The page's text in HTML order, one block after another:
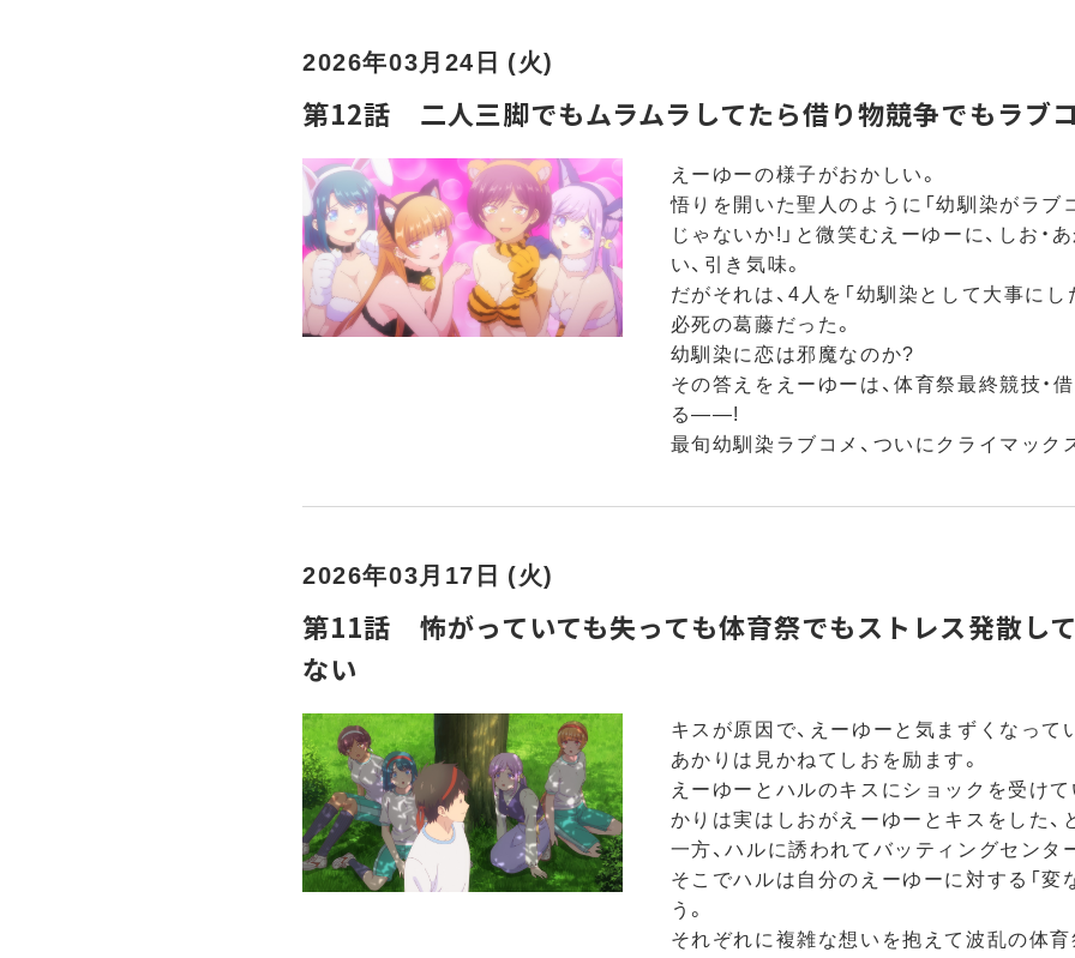
2026年03月24日 (火)
第12話 二人三脚でもムラムラしてたら借り物競争でもラブ
えーゆーの様子がおかしい。
悟りを開いた聖人のように「幼馴染がラ
じゃないか!」と微笑むえーゆーに、しお・
い、引き気味。
だがそれは、4人を「幼馴染として大事にし
必死の葛藤だった。
幼馴染に恋は邪魔なのか?
その答えをえーゆーは、体育祭最終競技・
る――!
最旬幼馴染ラブコメ、ついにクライマック
2026年03月17日 (火)
第11話 怖がっていても失っても体育祭でもストレス発散し
ない
キスが原因で、えーゆーと気まずくなって
あかりは見かねてしおを励ます。
えーゆーとハルのキスにショックを受け
かりは実はしおがえーゆーとキスをした、
一方、ハルに誘われてバッティングセンタ
そこでハルは自分のえーゆーに対する「変
う。
それぞれに複雑な想いを抱えて波乱の体